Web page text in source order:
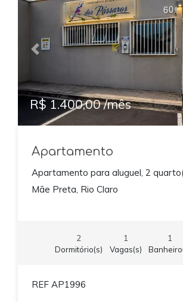
Previous
R$ 1.400,00 /mês
Apartamento
Apartamento para aluguel, 2
Mãe Preta, Rio Claro
2
Dormitório(s)
1
Vagas(s)
1
REF AP1996